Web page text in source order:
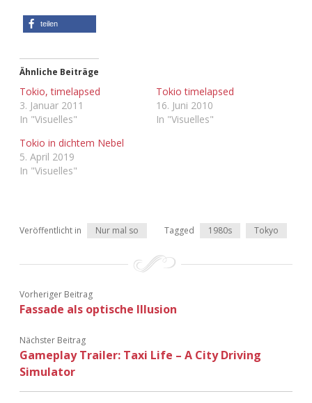
Adventskalender 2022
teilen
Ähnliche Beiträge
Tokio, timelapsed
3. Januar 2011
In "Visuelles"
Tokio timelapsed
16. Juni 2010
In "Visuelles"
Tokio in dichtem Nebel
5. April 2019
In "Visuelles"
Veröffentlicht in Nur mal so Tagged 1980s Tokyo
Vorheriger Beitrag
Fassade als optische Illusion
Nächster Beitrag
Gameplay Trailer: Taxi Life – A City Driving
Simulator